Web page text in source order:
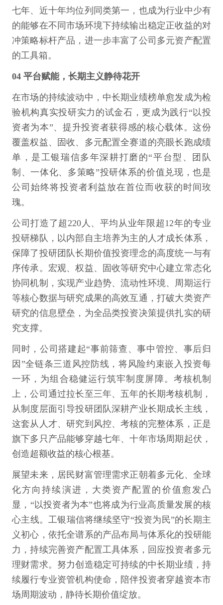
七年、近十年均位列同类第一，也成为行业中少有
的能够在不同市场环境下持续输出稳定正收益的对
冲策略标杆产品，进一步丰富了公司多元资产配置
的工具箱。
04 平台赋能，长期主义静待花开
在市场的持续波动中，中长期业绩榜单愈发成为检
验机构真实投研实力的试金石，更成为践行“以投
资者为本”、提升投资者获得感的核心载体。这份
覆盖权益、固收、多元配置全赛道的亮眼长跑成绩
单，是工银瑞信多年深耕打磨的“平台型、团队
制、一体化、多策略”投研体系的价值兑现，也是
公司始终将投资者利益放在首位而收获的时间玫
瑰。
公司打造了超220人、平均从业年限超12年的专业
投研梯队，以内部自主培养为主的人才成长体系，
保障了投研团队长期价值投资理念的高度统一与有
序传承。宏观、权益、固收等研究中心建立常态化
协同机制，实现产业趋势、流动性环境、周期运行
等核心数据与研究成果的高效互通，打破大类资产
研究的信息壁垒，为全品类投资决策提供扎实的研
究支撑。
同时，公司搭建起“事前筛查、事中管控、事后归
因”全链条三道风控防线，将风险约束嵌入投资每
一环，为组合稳健运行筑牢制度屏障。考核机制
上，公司通过拉长至三年、五年的长期考核机制，
从制度层面引导投研团队深耕产业长期成长主线，
这套从人才、研究到风控、考核的完整体系，正是
旗下多只产品能够穿越七年、十年市场周期起伏，
创造超额收益的核心根基。
展望未来，居民财富管理需求正朝着多元化、全球
化方向持续演进，大类资产配置的价值愈发凸
显，“以投资者为本”也将成为行业高质量发展的核
心主线。工银瑞信将继续坚守“投资为民”的长期主
义初心，依托全谱系的产品布局与体系化的投研能
力，持续完善资产配置工具体系，回应投资者多元
理财需求。努力创造稳定可持续的中长期业绩，持
续履行专业资管机构使命，陪伴投资者穿越资本市
场周期波动，静待长期价值绽放。